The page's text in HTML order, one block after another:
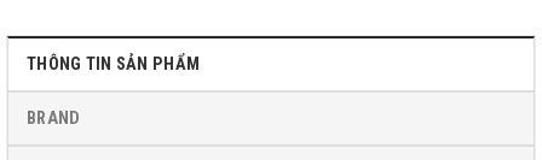
THÔNG TIN SẢN PHẨM
BRAND